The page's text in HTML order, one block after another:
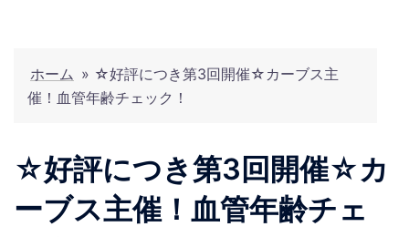
ホーム » ☆好評につき第3回開催☆カーブス主
催！血管年齢チェック！
☆好評につき第3回開催☆カ
ーブス主催！血管年齢チェ